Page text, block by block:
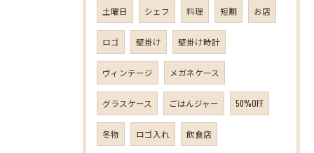
土曜日 シェフ 料理 短期 お店
ロゴ 壁掛け 壁掛け時計
ヴィンテージ メガネケース
グラスケース ごはんジャー 50%OFF
冬物 ロゴ入れ 飲食店